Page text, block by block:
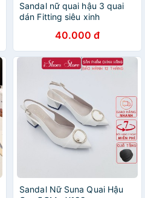
Sandal nữ quai hậu 3 quai
dán Fitting siêu xinh
40.000 đ
Sandal Nữ Suna Quai Hậu